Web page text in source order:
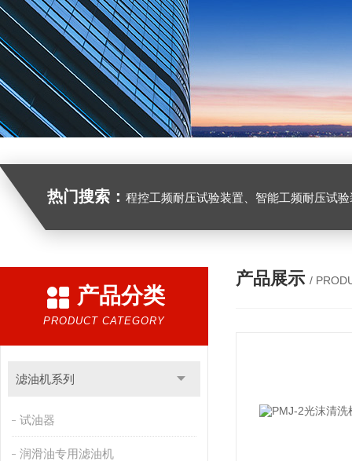
热门搜索： 程控工频耐压试验装置、智能工频耐压试验装置、工频耐压试验装置、工频耐压试验仪、工频耐压试验台、高压耐压试
产品分类
PRODUCT CATEGORY
滤油机系列
试油器
润滑油专用滤油机
产品展示 /